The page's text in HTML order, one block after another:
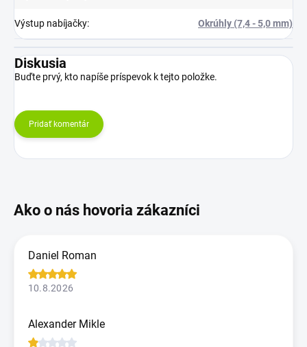
Výstup nabíjačky: Okrúhly (7,4 - 5,0 mm)
Diskusia
Buďte prvý, kto napíše príspevok k tejto položke.
Pridať komentár
Daniel Roman
10.8.2026
Alexander Mikle